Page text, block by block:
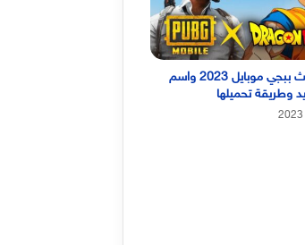
موعد تحديث ببجي موبايل 2023 واسم
وطريقة تحميلها